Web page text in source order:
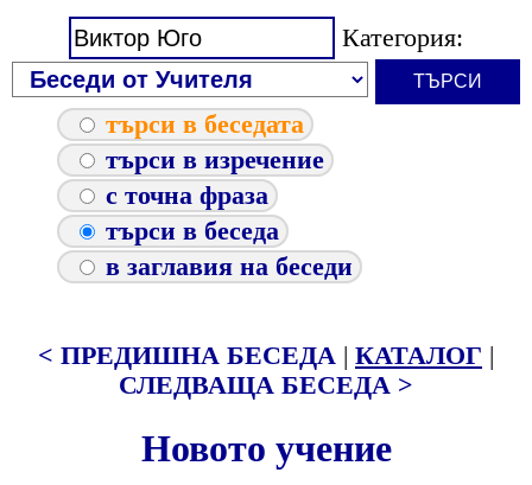
Категория:
търси в беседата
търси в изречение
с точна фраза
търси в беседа
в заглавия на беседи
< ПРЕДИШНА БЕСЕДА | КАТАЛОГ |
СЛЕДВАЩА БЕСЕДА >
Новото учение